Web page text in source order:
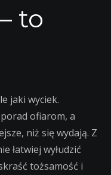
to
jaki wyciek.
ofiarom, a
niż się wydają. Z
łatwiej wyłudzić
tożsamość i